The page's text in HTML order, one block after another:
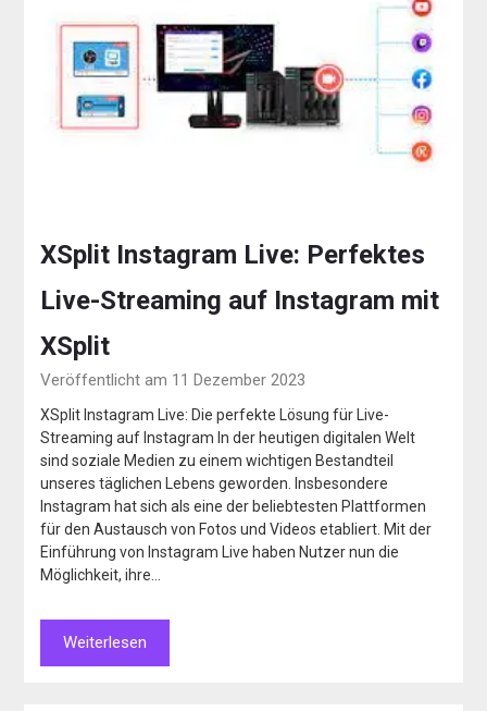
XSplit Instagram Live: Perfektes
Live-Streaming auf Instagram mit
XSplit
Veröffentlicht am 11 Dezember 2023
XSplit Instagram Live: Die perfekte Lösung für Live-
Streaming auf Instagram In der heutigen digitalen Welt
sind soziale Medien zu einem wichtigen Bestandteil
unseres täglichen Lebens geworden. Insbesondere
Instagram hat sich als eine der beliebtesten Plattformen
für den Austausch von Fotos und Videos etabliert. Mit der
Einführung von Instagram Live haben Nutzer nun die
Möglichkeit, ihre…
Weiterlesen